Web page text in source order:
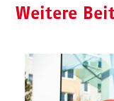
Weitere